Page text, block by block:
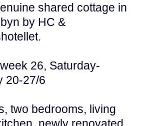
shared cottage in
by HC &
26, Saturday-
20-27/6
two bedrooms, living
newly renovated